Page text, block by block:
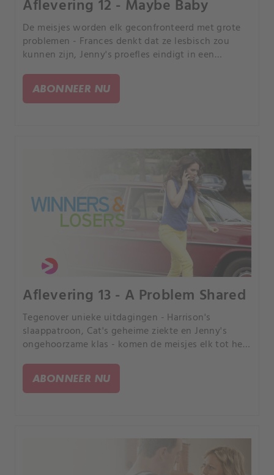
Aflevering 12 - Maybe Baby
De meisjes worden elk geconfronteerd met grote
problemen - Frances denkt dat ze lesbisch zou
kunnen zijn, Jenny's proefles eindigt in een
Sophie blijft achter met de baby.
ABONNEER NU
Aflevering 13 - A Problem Shared
Tegenover unieke uitdagingen - Harrison's
slaappatroon, Cat's geheime ziekte en Jenny's
ongehoorzame klas - komen de meisjes elk tot het
probleem is.
ABONNEER NU